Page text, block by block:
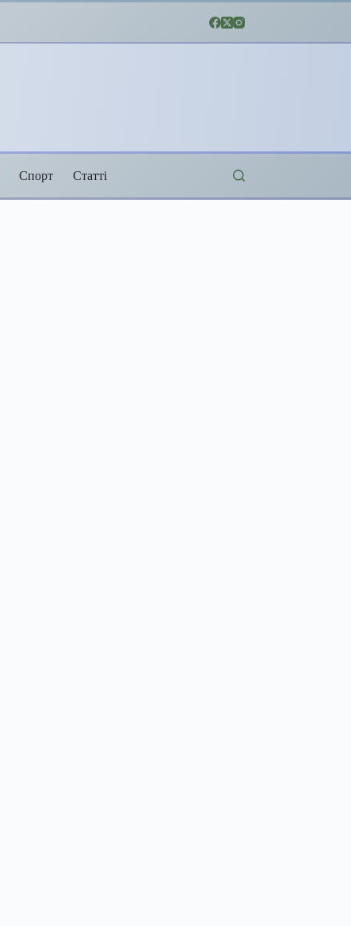
Спорт Статті